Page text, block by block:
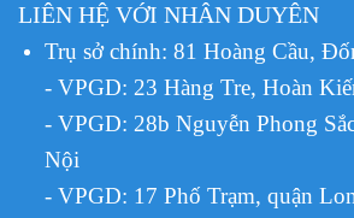
LIÊN HỆ VỚI NHÂN DUYÊN
Trụ sở chính: 81 Hoàng Cầu,
- VPGD: 23 Hàng Tre, Hoàn
- VPGD: 28b Nguyễn Phong
Nội
- VPGD: 17 Phố Trạm, quận